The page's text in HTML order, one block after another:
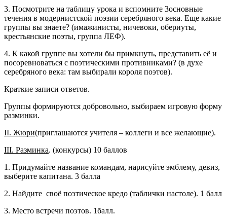
3. Посмотрите на таблицу урока и вспомните 3основные
течения в модернистской поэзии серебряного века. Еще какие
группы вы знаете? (имажинисты, ничевоки, обериуты,
крестьянские поэты, группа ЛЕФ).
4. К какой группе вы хотели бы примкнуть, представить её и
посоревноваться с поэтическими противниками? (в духе
серебряного века: там выбирали короля поэтов).
Краткие записи ответов.
Группы формируются добровольно, выбираем игровую форму
разминки.
II. Жюри(приглашаются учителя – коллеги и все желающие).
III. Разминка. (конкурсы) 10 баллов
1. Придумайте название командам, нарисуйте эмблему, девиз,
выберите капитана. 3 балла
2. Найдите своё поэтическое кредо (таблички настоле). 1 балл
3. Место встречи поэтов. 1балл.